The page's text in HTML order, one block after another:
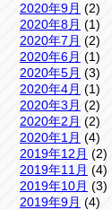
2020年9月 (2)
2020年8月 (1)
2020年7月 (2)
2020年6月 (1)
2020年5月 (3)
2020年4月 (1)
2020年3月 (2)
2020年2月 (2)
2020年1月 (4)
2019年12月 (2)
2019年11月 (4)
2019年10月 (3)
2019年9月 (4)